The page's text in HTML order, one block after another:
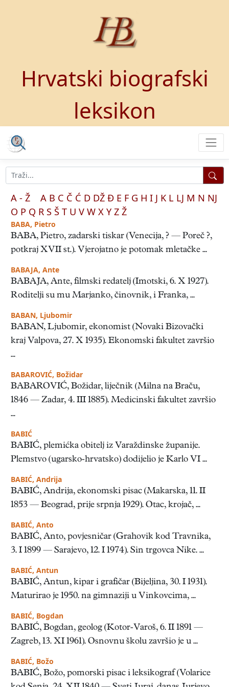
Hrvatski biografski
leksikon
A - Ž A B C Č Ć D DŽ Đ E F G H I J K L LJ M N NJ
O P Q R S Š T U V W X Y Z Ž
BABA, Pietro
BABA, Pietro, zadarski tiskar (Venecija, ? — Poreč ?,
potkraj XVII st.). Vjerojatno je potomak mletačke ...
BABAJA, Ante
BABAJA, Ante, filmski redatelj (Imotski, 6. X 1927).
Roditelji su mu Marjanko, činovnik, i Franka, ...
BABAN, Ljubomir
BABAN, Ljubomir, ekonomist (Novaki Bizovački
kraj Valpova, 27. X 1935). Ekonomski fakultet završio
...
BABAROVIĆ, Božidar
BABAROVIĆ, Božidar, liječnik (Milna na Braču,
1846 — Zadar, 4. III 1885). Medicinski fakultet završio
...
BABIĆ
BABIĆ, plemićka obitelj iz Varaždinske županije.
Plemstvo (ugarsko-hrvatsko) dodijelio je Karlo VI ...
BABIĆ, Andrija
BABIĆ, Andrija, ekonomski pisac (Makarska, 11. II
1853 — Beograd, prije srpnja 1929). Otac, krojač, ...
BABIĆ, Anto
BABIĆ, Anto, povjesničar (Grahovik kod Travnika,
3. I 1899 — Sarajevo, 12. I 1974). Sin trgovca Nike. ...
BABIĆ, Antun
BABIĆ, Antun, kipar i grafičar (Bijeljina, 30. I 1931).
Maturirao je 1950. na gimnaziji u Vinkovcima, ...
BABIĆ, Bogdan
BABIĆ, Bogdan, geolog (Kotor-Varoš, 6. II 1891 —
Zagreb, 13. XI 1961). Osnovnu školu završio je u ...
BABIĆ, Božo
BABIĆ, Božo, pomorski pisac i leksikograf (Volarice